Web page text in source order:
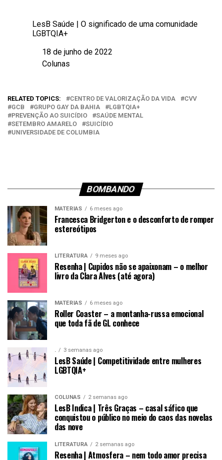
LesB Saúde | O significado de uma comunidade
LGBTQIA+
Data18 de junho de 2022
Em relação a
Colunas
RELATED TOPICS: CENTRO DE VALORIZAÇÃO DA VIDA
CVV
GCB
GRUPO GAY DA BAHIA
LGBTQIA+
PREVENÇÃO AO SUICÍDIO
SAÚDE MENTAL
SETEMBRO AMARELO
SUICÍDIO
UNIVERSIDADE DE COLUMBIA
BOMBANDO
MATÉRIAS 6 meses ago
Francesca Bridgerton e o desconforto de romper
estereótipos
LITERATURA 9 meses ago
Resenha | Cupidos não se apaixonam – o melhor
livro da Clara Alves (até agora)
MATÉRIAS 6 meses ago
Roller Coaster – a montanha-russa emocional
que toda fã de GL conhece
3 semanas ago
LesB Saúde | Competitividade entre mulheres
LGBTQIA+
COLUNAS 2 semanas ago
LesB Indica | Três Graças – casal sáfico que
conquistou o público no meio do caos das novelas
das nove
LITERATURA 2 semanas ago
Resenha | Atmosfera – nem todo amor precisa